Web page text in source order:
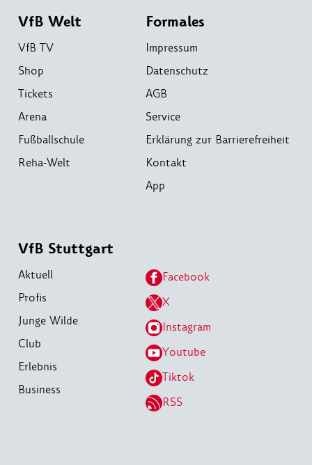
VfB Welt
VfB TV
Shop
Tickets
Arena
Fußballschule
Reha-Welt
Formales
Impressum
Datenschutz
AGB
Service
Erklärung zur Barrierefreiheit
Kontakt
App
VfB Stuttgart
Aktuell
Profis
Junge Wilde
Club
Erlebnis
Business
Facebook
X
Instagram
Youtube
Tiktok
RSS